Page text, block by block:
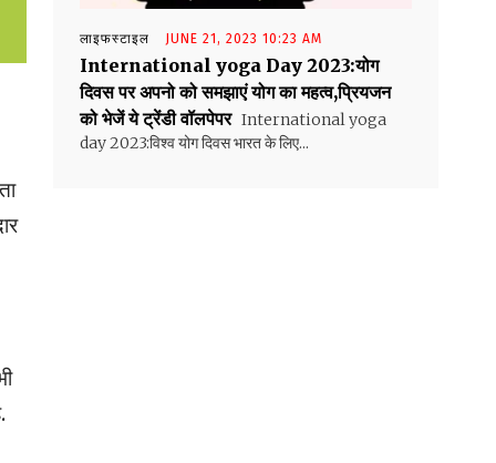
लाइफस्टाइल JUNE 21, 2023 10:23 AM
International yoga Day 2023:योग
दिवस पर अपनो को समझाएं योग का महत्व,प्रियजन
को भेजें ये ट्रेंडी वॉलपेपर International yoga
day 2023:विश्व योग दिवस भारत के लिए...